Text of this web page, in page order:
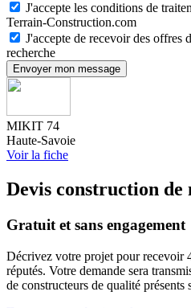
J'accepte les conditions de
Terrain-Construction.com
J'accepte de recevoir des offres
recherche
Envoyer mon message
MIKIT 74
Haute-Savoie
Voir la fiche
Devis construction de
Gratuit et sans engagement
Décrivez votre projet pour recevoir
réputés. Votre demande sera
de constructeurs de qualité présents